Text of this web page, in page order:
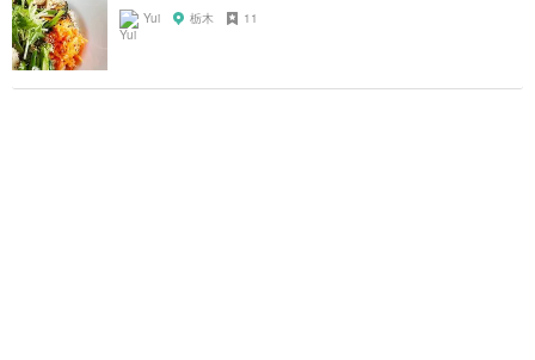
Yui 栃木 11